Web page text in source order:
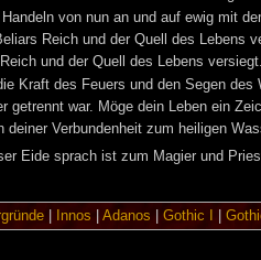
von nun an und auf ewig mit
Reich und der Quell des Lebens
und der Quell des Lebens versiegt.
Kraft des Feuers und den Segen des
getrennt war. Möge dein Leben ein
deiner Verbundenheit zum heiligen
Eide sprach ist zum Magier und
| Innos Adanos Gothic I